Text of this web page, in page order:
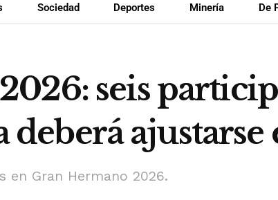
Sociedad Deportes Minería De
seis
deberá
en Gran Hermano 2026.